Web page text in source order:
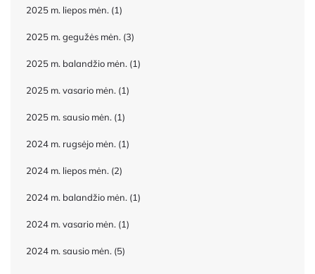
2025 m. liepos mėn. (1)
2025 m. gegužės mėn. (3)
2025 m. balandžio mėn. (1)
2025 m. vasario mėn. (1)
2025 m. sausio mėn. (1)
2024 m. rugsėjo mėn. (1)
2024 m. liepos mėn. (2)
2024 m. balandžio mėn. (1)
2024 m. vasario mėn. (1)
2024 m. sausio mėn. (5)